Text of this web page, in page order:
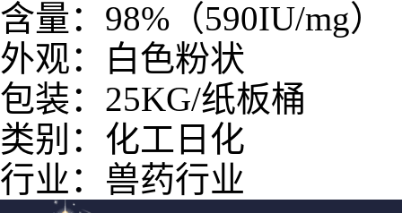
含量：98%（590IU/mg）
外观：白色粉状
包装：25KG/纸板桶
类别：化工日化
行业：兽药行业